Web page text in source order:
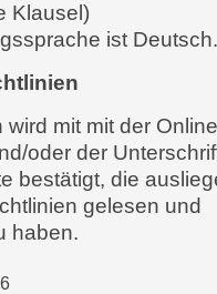
Klausel)
ist Deutsch.
wird mit mit der
oder der
bestätigt, die
gelesen und
haben.